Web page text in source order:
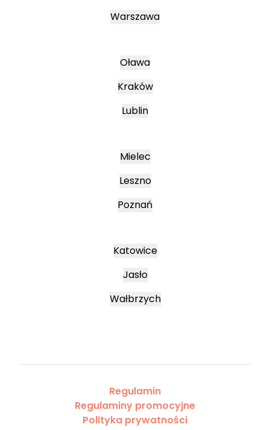
Warszawa
Oława
Kraków
Lublin
Mielec
Leszno
Poznań
Katowice
Jasło
Wałbrzych
Regulamin
Regulaminy promocyjne
Polityka prywatności